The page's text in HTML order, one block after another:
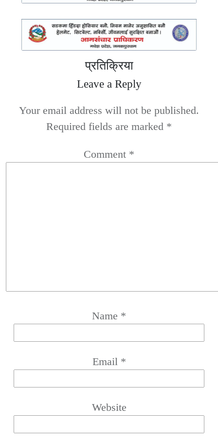
प्रतिक्रिया
Leave a Reply
Your email address will not be published.
Required fields are marked *
Comment *
Name *
Email *
Website